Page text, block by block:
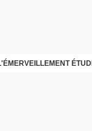
: RECEVOIR LE